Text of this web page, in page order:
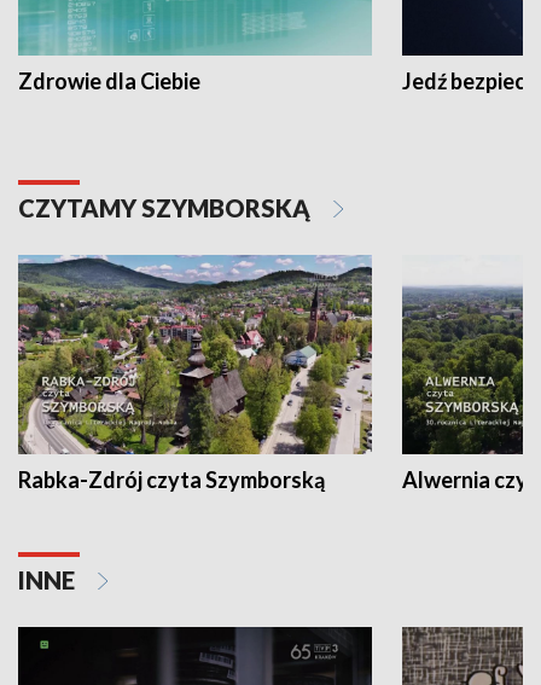
Zdrowie dla Ciebie Jedź
CZYTAMY SZYMBORSKĄ
Rabka-Zdrój czyta Szymborską Alwernia
INNE